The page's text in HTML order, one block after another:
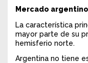
Mercado
La característica
mayor parte de su
hemisferio norte.
Argentina no tiene